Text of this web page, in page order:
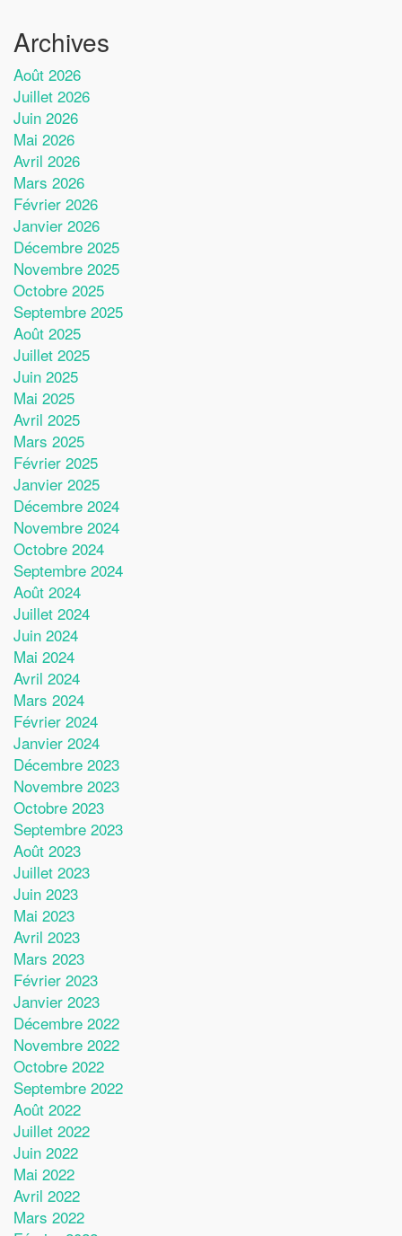
Archives
Août 2026
Juillet 2026
Juin 2026
Mai 2026
Avril 2026
Mars 2026
Février 2026
Janvier 2026
Décembre 2025
Novembre 2025
Octobre 2025
Septembre 2025
Août 2025
Juillet 2025
Juin 2025
Mai 2025
Avril 2025
Mars 2025
Février 2025
Janvier 2025
Décembre 2024
Novembre 2024
Octobre 2024
Septembre 2024
Août 2024
Juillet 2024
Juin 2024
Mai 2024
Avril 2024
Mars 2024
Février 2024
Janvier 2024
Décembre 2023
Novembre 2023
Octobre 2023
Septembre 2023
Août 2023
Juillet 2023
Juin 2023
Mai 2023
Avril 2023
Mars 2023
Février 2023
Janvier 2023
Décembre 2022
Novembre 2022
Octobre 2022
Septembre 2022
Août 2022
Juillet 2022
Juin 2022
Mai 2022
Avril 2022
Mars 2022